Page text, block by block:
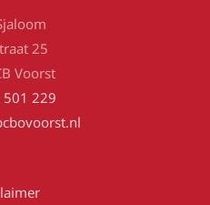
25
Voorst
501 229